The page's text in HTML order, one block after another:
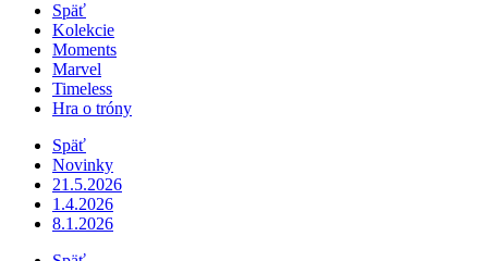
Späť
Kolekcie
Moments
Marvel
Timeless
Hra o tróny
Späť
Novinky
21.5.2026
1.4.2026
8.1.2026